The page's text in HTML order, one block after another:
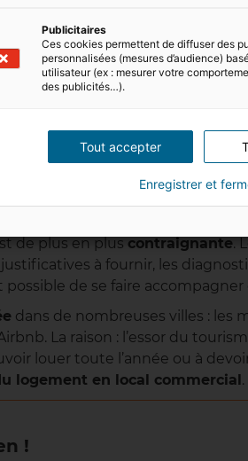
durée vs
de plus en plus contraignante.
à fournir, les
de se faire
dans de nombreuses villes : les
La raison : l’essor du
louer toute l’année ou à
logement en local commercial.
!
Publicitaires
Ces cookies permettent de diffuser des
personnalisées (mesures d’audience)
utilisateur (ex : mesurer votre
des publicités…).
Tout accepter
Enregistrer et